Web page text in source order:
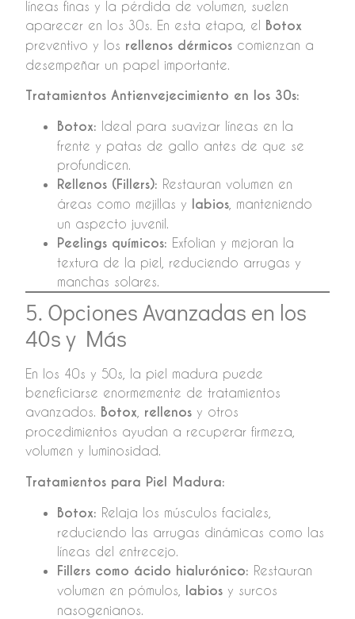
líneas finas y la pérdida de volumen, suelen
aparecer en los 30s. En esta etapa, el Botox
preventivo y los rellenos dérmicos comienzan a
desempeñar un papel importante.
Tratamientos Antienvejecimiento en los 30s:
Botox: Ideal para suavizar líneas en la
frente y patas de gallo antes de que se
profundicen.
Rellenos (Fillers): Restauran volumen en
áreas como mejillas y labios , manteniendo
un aspecto juvenil.
Peelings químicos: Exfolian y mejoran la
textura de la piel, reduciendo arrugas y
manchas solares.
5. Opciones Avanzadas en los
40s y Más
En los 40s y 50s, la piel madura puede
beneficiarse enormemente de tratamientos
avanzados. Botox rellenos y otros
procedimientos ayudan a recuperar firmeza,
volumen y luminosidad.
Tratamientos para Piel Madura:
Botox: Relaja los músculos faciales,
reduciendo las arrugas dinámicas como las
líneas del entrecejo.
Fillers como ácido hialurónico: Restauran
volumen en pómulos,
labios y surcos
nasogenianos.